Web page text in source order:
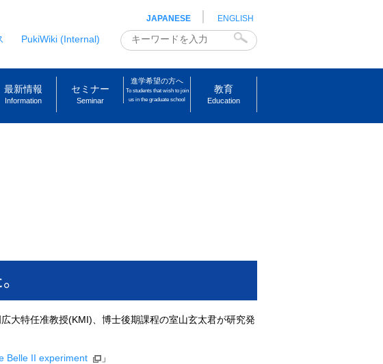
ENGLISH
JAPANESE
PukiWiki (Internal)
最新情報
Information
セミナー
Seminar
進学希望の方へ
To students that wish to join
us in the graduate school
教育
Education
大特任准教授(KMI)、博士後期課程の室山玄太君が研究発
Belle II experiment
」